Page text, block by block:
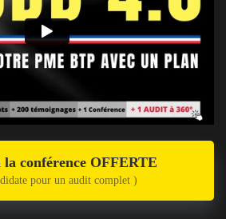
la conférence OFFERTE
pour un audit complet )